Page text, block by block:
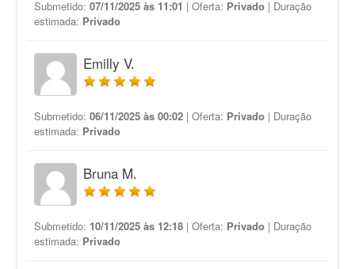
Submetido: 07/11/2025 às 11:01 | Oferta: Privado | Duração
estimada: Privado
Emilly V.
Submetido: 06/11/2025 às 00:02 | Oferta: Privado | Duração
estimada: Privado
Bruna M.
Submetido: 10/11/2025 às 12:18 | Oferta: Privado | Duração
estimada: Privado